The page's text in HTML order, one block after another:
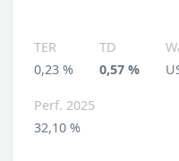
TER
0,23 %
TD
0,57 %
Perf. 2025
32,10 %